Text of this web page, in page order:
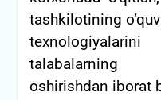
tashkilotining
talabalarning
oshirishdan iborat